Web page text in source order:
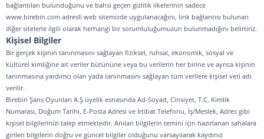
bağlantıları bulunduğunu ve bahsi geçen gizlilik ilkelerinin sadece
www.birebin.com adresli web sitemizde uygulanacağını, link bağlantısı bulunan
diğer sitelerle ilgili olarak herhangi bir sorumluluğumuzun bulunmadığını belirtiriz.
Kişisel Bilgiler
Bir gerçek kişinin tanınmasını sağlayan fiziksel, ruhsal, ekonomik, sosyal ve
kültürel kimliğine ait veriler bütününe veya bu verilerin her birine ve ayrıca kişinin
tanınmasına yardımcı olan yada tanınmasını sağlayan tüm verilere kişisel veri adı
verilir.
Birebin Şans Oyunları A.Ş üyelik esnasında Ad-Soyad, Cinsiyet, T.C. Kimlik
Numarası, Doğum Tarihi, E-Posta Adresi ve İrtibat Telefonu, İş/Meslek, Adres gibi
kişisel bilgilerinizi talep etmektedir. Anılan bilgilerin temini için hazırlanan sahalara
girilen bilgilerin doğru ve güncel bilgiler olduğunu varsayılarak kaydınız